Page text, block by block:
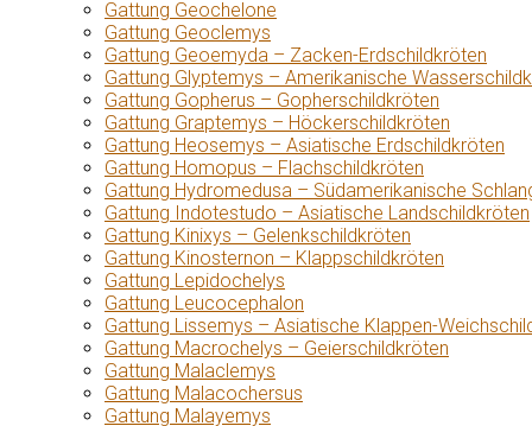
Gattung Geochelone
Gattung Geoclemys
Gattung Geoemyda – Zacken-Erdschildkröten
Gattung Glyptemys – Amerikanische
Gattung Gopherus – Gopherschildkröten
Gattung Graptemys – Höckerschildkröten
Gattung Heosemys – Asiatische Erdschildkröten
Gattung Homopus – Flachschildkröten
Gattung Hydromedusa – Südamerikanische
Gattung Indotestudo – Asiatische Landschildkröten
Gattung Kinixys – Gelenkschildkröten
Gattung Kinosternon – Klappschildkröten
Gattung Lepidochelys
Gattung Leucocephalon
Gattung Lissemys – Asiatische Klappen-
Gattung Macrochelys – Geierschildkröten
Gattung Malaclemys
Gattung Malacochersus
Gattung Malayemys